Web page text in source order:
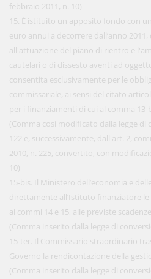
febbraio 2011, n. 10)
15. È istituito un apposito fondo con
euro annui a decorrere dall’anno
all'attuazione del piano di rientro e
cautelari o di dissesto aventi ad
consentita esclusivamente per le
commissariale, ai sensi del citato
per i finanziamenti di cui al comma 13-
(Comma così modificato dalla legge di
122 e, successivamente, dall'art. 2,
2010, n. 225, convertito, con
10)
15-bis. Il Ministero dell’economia e
direttamente all’Istituto finanziatore
ai commi 14 e 15, alle previste
(Comma inserito dalla legge di
15-ter. Il Commissario straordinario
Governo la rendicontazione della
(Comma inserito dalla legge di